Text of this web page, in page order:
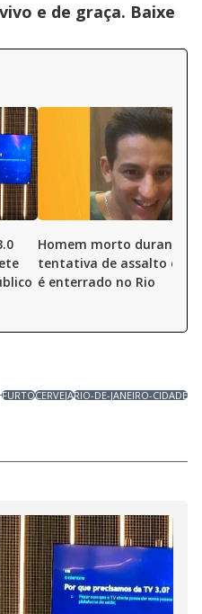
e de graça. Baixe
Homem morto durante
tentativa de assalto em
é enterrado no Rio
FURTOCERVEJARIO-DE-JANEIRO-CIDADE